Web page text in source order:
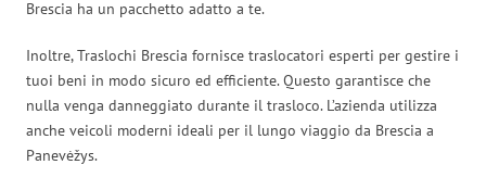
Brescia ha un pacchetto adatto a te.
Inoltre, Traslochi Brescia fornisce traslocatori esperti per gestire i
tuoi beni in modo sicuro ed efficiente. Questo garantisce che
nulla venga danneggiato durante il trasloco. L’azienda utilizza
anche veicoli moderni ideali per il lungo viaggio da Brescia a
Panevėžys.